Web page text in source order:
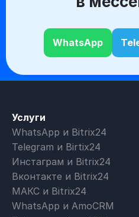
WhatsApp
Услуги
WhatsApp и Bitrix24
Telegram и Birtix24
Инстаграм и Bitrix24
Вконтакте и Bitrix24
МАКС и Bitrix24
WhatsApp и AmoCRM